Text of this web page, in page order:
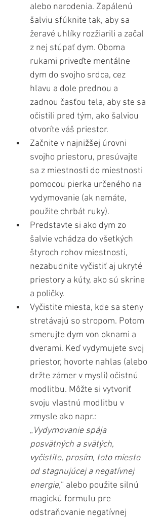
alebo narodenia. Zapálenú
šalviu sfúknite tak, aby sa
žeravé uhlíky rozžiarili a začal
z nej stúpať dym. Oboma
rukami priveďte mentálne
dym do svojho srdca, cez
hlavu a dole prednou a
zadnou časťou tela, aby ste sa
očistili pred tým, ako šalviou
otvoríte váš priestor.
Začnite v najnižšej úrovni
svojho priestoru, presúvajte
sa z miestnosti do miestnosti
pomocou pierka určeného na
vydymovanie (ak nemáte,
použite chrbát ruky).
Predstavte si ako dym zo
šalvie vchádza do všetkých
štyroch rohov miestnosti,
nezabudnite vyčistiť aj ukryté
priestory a kúty, ako sú skrine
a poličky.
Vyčistite miesta, kde sa steny
stretávajú so stropom. Potom
smerujte dym von oknami a
dverami. Keď vydymujete svoj
priestor, hovorte nahlas (alebo
držte zámer v mysli) očistnú
modlitbu. Môžte si vytvoriť
svoju vlastnú modlitbu v
zmysle ako napr.:
„Vydymovanie spája
posvätných a svätých,
vyčistite, prosím, toto miesto
od stagnujúcej a negatívnej
energie,“ alebo použite silnú
magickú formulu pre
odstraňovanie negatívnej